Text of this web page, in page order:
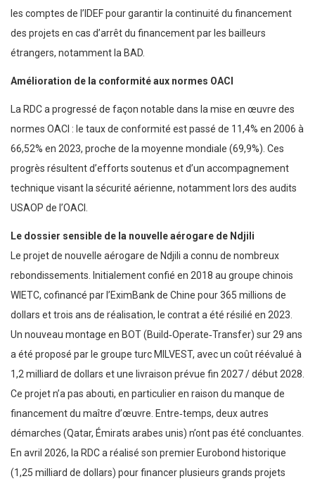
les comptes de l’IDEF pour garantir la continuité du financement
des projets en cas d’arrêt du financement par les bailleurs
étrangers, notamment la BAD.
Amélioration de la conformité aux normes OACI
La RDC a progressé de façon notable dans la mise en œuvre des
normes OACI : le taux de conformité est passé de 11,4% en 2006 à
66,52% en 2023, proche de la moyenne mondiale (69,9%). Ces
progrès résultent d’efforts soutenus et d’un accompagnement
technique visant la sécurité aérienne, notamment lors des audits
USAOP de l’OACI.
Le dossier sensible de la nouvelle aérogare de Ndjili
Le projet de nouvelle aérogare de Ndjili a connu de nombreux
rebondissements. Initialement confié en 2018 au groupe chinois
WIETC, cofinancé par l’EximBank de Chine pour 365 millions de
dollars et trois ans de réalisation, le contrat a été résilié en 2023.
Un nouveau montage en BOT (Build‑Operate‑Transfer) sur 29 ans
a été proposé par le groupe turc MILVEST, avec un coût réévalué à
1,2 milliard de dollars et une livraison prévue fin 2027 / début 2028.
Ce projet n’a pas abouti, en particulier en raison du manque de
financement du maître d’œuvre. Entre‑temps, deux autres
démarches (Qatar, Émirats arabes unis) n’ont pas été concluantes.
En avril 2026, la RDC a réalisé son premier Eurobond historique
(1,25 milliard de dollars) pour financer plusieurs grands projets